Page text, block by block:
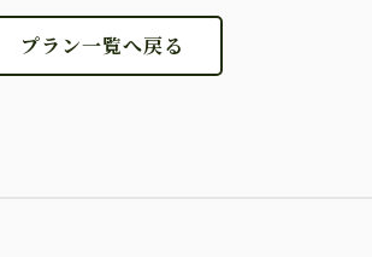
プラン一覧へ戻る